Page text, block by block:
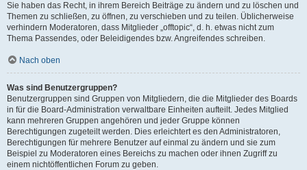
Sie haben das Recht, in ihrem Bereich Beiträge zu ändern und zu löschen und
Themen zu schließen, zu öffnen, zu verschieben und zu teilen. Üblicherweise
verhindern Moderatoren, dass Mitglieder „offtopic“, d. h. etwas nicht zum
Thema Passendes, oder Beleidigendes bzw. Angreifendes schreiben.
Nach oben
Was sind Benutzergruppen?
Benutzergruppen sind Gruppen von Mitgliedern, die die Mitglieder des Boards
in für die Board-Administration verwaltbare Einheiten aufteilt. Jedes Mitglied
kann mehreren Gruppen angehören und jeder Gruppe können
Berechtigungen zugeteilt werden. Dies erleichtert es den Administratoren,
Berechtigungen für mehrere Benutzer auf einmal zu ändern und sie zum
Beispiel zu Moderatoren eines Bereichs zu machen oder ihnen Zugriff zu
einem nichtöffentlichen Forum zu geben.